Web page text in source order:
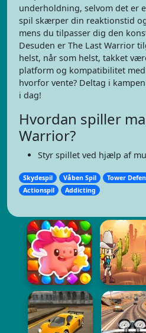
underholdning, selvom det er
spil skærper din reaktionstid
mens du tilpasser dig den
Desuden er The Last Warrior
helst, når som helst, takket
platform og kompatibilitet
hvorfor vente? Deltag i
i dag!
Hvordan spiller
Warrior?
Styr spillet ved hjælp af
Skydespil Våben Spil Tower
Actionspil
Addicting